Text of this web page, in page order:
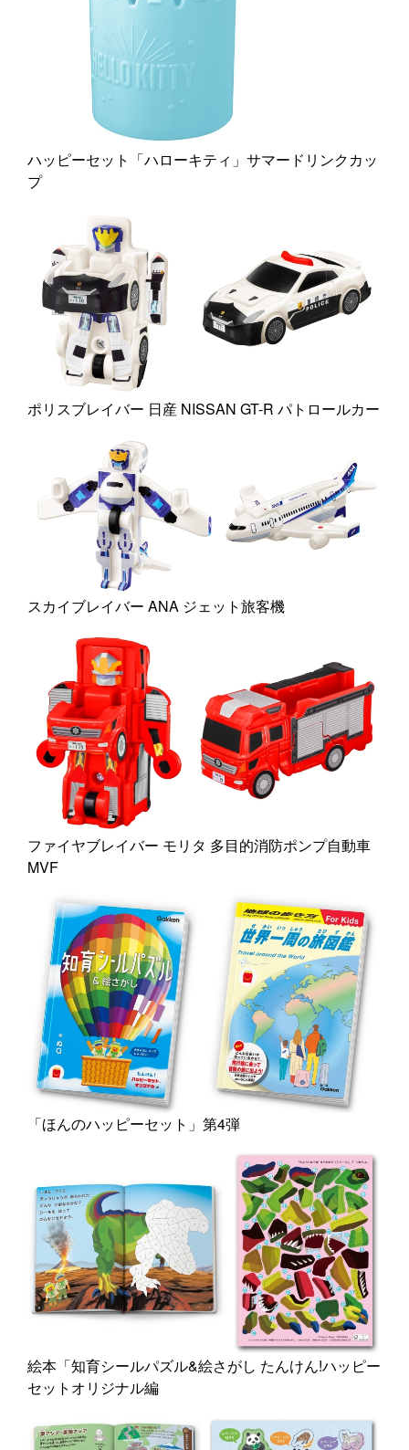
ハッピーセット「ハローキティ」サマードリンクカッ
プ
ポリスブレイバー 日産 NISSAN GT-R パトロールカー
スカイブレイバー ANA ジェット旅客機
ファイヤブレイバー モリタ 多目的消防ポンプ自動車
MVF
「ほんのハッピーセット」第4弾
絵本「知育シールパズル&絵さがし たんけん!ハッピー
セットオリジナル編